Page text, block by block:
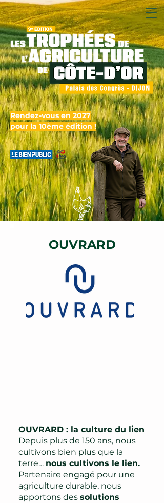
Rendez-vous en 2027
pour la 10ème édition !
OUVRARD
OUVRARD : la culture du lien
Depuis plus de 150 ans, nous
cultivons bien plus que la
terre… nous cultivons le lien.
Partenaire engagé pour une
agriculture durable, nous
apportons des solutions